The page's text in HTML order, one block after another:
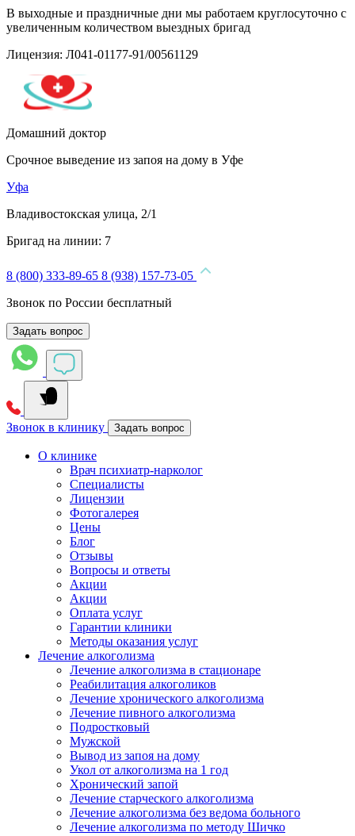
В выходные и праздничные дни мы работаем круглосуточно с
увеличенным количеством выездных бригад
Лицензия: Л041-01177-91/00561129
Домашний доктор
Срочное выведение из запоя на дому в Уфе
Уфа
Владивостокская улица, 2/1
Бригад на линии: 7
8 (800) 333-89-65 8 (938) 157-73-05
Звонок по России бесплатный
Задать вопрос
Звонок в клинику Задать вопрос
О клинике
Врач психиатр-нарколог
Специалисты
Лицензии
Фотогалерея
Цены
Блог
Отзывы
Вопросы и ответы
Акции
Акции
Оплата услуг
Гарантии клиники
Методы оказания услуг
Лечение алкоголизма
Лечение алкоголизма в стационаре
Реабилитация алкоголиков
Лечение хронического алкоголизма
Лечение пивного алкоголизма
Подростковый
Мужской
Вывод из запоя на дому
Укол от алкоголизма на 1 год
Хронический запой
Лечение старческого алкоголизма
Лечение алкоголизма без ведома больного
Лечение алкоголизма по методу Шичко